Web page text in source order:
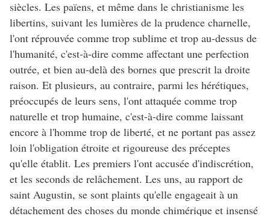
siècles. Les païens, et même dans le christianisme les
libertins, suivant les lumières de la prudence charnelle,
l'ont réprouvée comme trop sublime et trop au-dessus de
l'humanité, c'est-à-dire comme affectant une perfection
outrée, et bien au-delà des bornes que prescrit la droite
raison. Et plusieurs, au contraire, parmi les hérétiques,
préoccupés de leurs sens, l'ont attaquée comme trop
naturelle et trop humaine, c'est-à-dire comme laissant
encore à l'homme trop de liberté, et ne portant pas assez
loin l'obligation étroite et rigoureuse des préceptes
qu'elle établit. Les premiers l'ont accusée d'indiscrétion,
et les seconds de relâchement. Les uns, au rapport de
saint Augustin, se sont plaints qu'elle engageait à un
détachement des choses du monde chimérique et insensé